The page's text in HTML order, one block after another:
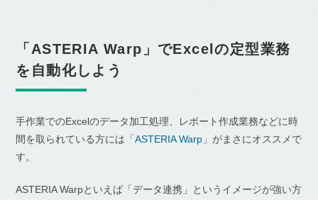
「ASTERIA Warp」でExcelの定型業務
を自動化しよう
手作業でのExcelのデータ加工処理、レポート作成業務などに時
間を取られている方には「ASTERIA Warp 」がまさにオススメで
す。
ASTERIA Warpといえば「データ連携」というイメージが強い方